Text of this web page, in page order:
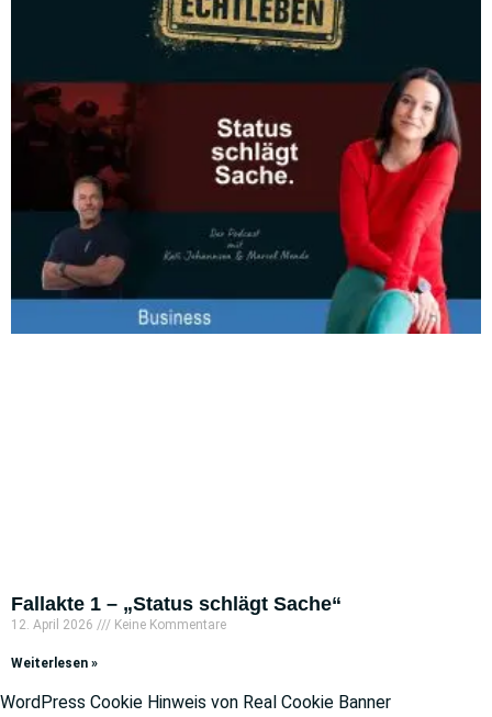
Fallakte 1 – „Status schlägt Sache“
12. April 2026 Keine Kommentare
Weiterlesen »
WordPress Cookie Hinweis von Real Cookie Banner